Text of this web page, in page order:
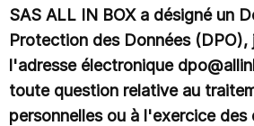
SAS ALL IN BOX a désigné un
Protection des Données (DPO),
l'adresse électronique
toute question relative au
personnelles ou à l'exercice des